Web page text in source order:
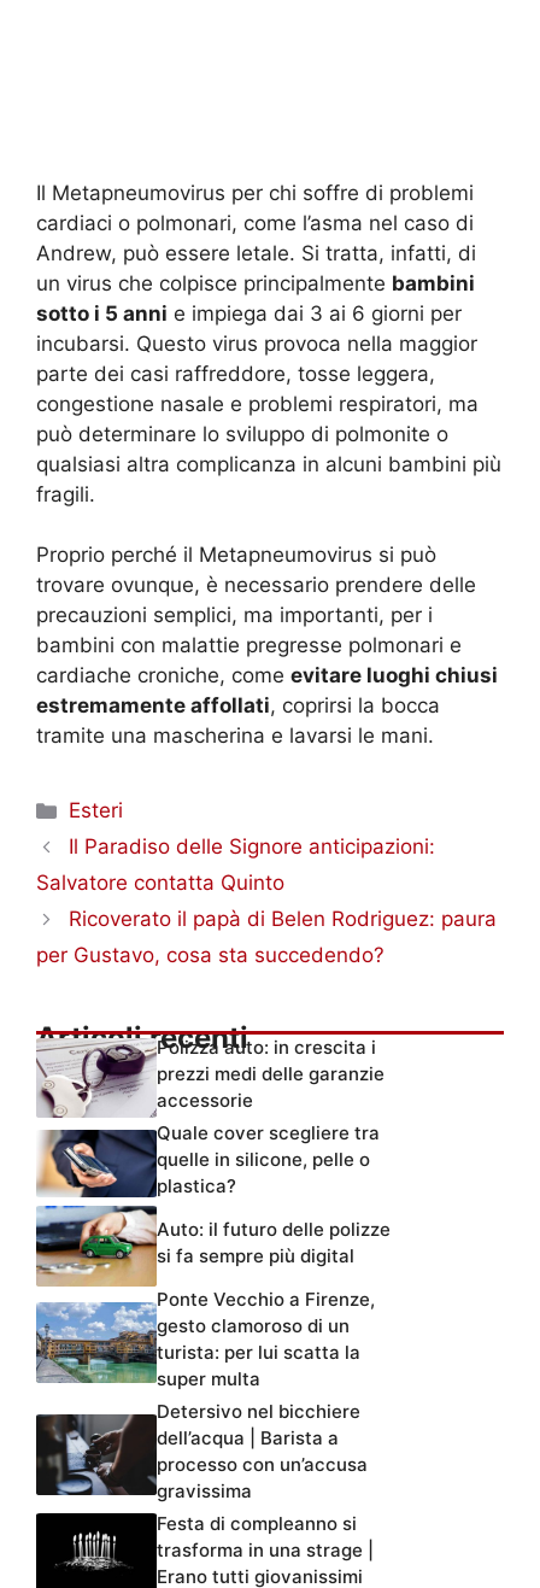
Il Metapneumovirus per chi soffre di problemi
cardiaci o polmonari, come l’asma nel caso di
Andrew, può essere letale. Si tratta, infatti, di
un virus che colpisce principalmente bambini
sotto i 5 anni e impiega dai 3 ai 6 giorni per
incubarsi. Questo virus provoca nella maggior
parte dei casi raffreddore, tosse leggera,
congestione nasale e problemi respiratori, ma
può determinare lo sviluppo di polmonite o
qualsiasi altra complicanza in alcuni bambini più
fragili.
Proprio perché il Metapneumovirus si può
trovare ovunque, è necessario prendere delle
precauzioni semplici, ma importanti, per i
bambini con malattie pregresse polmonari e
cardiache croniche, come evitare luoghi chiusi
estremamente affollati, coprirsi la bocca
tramite una mascherina e lavarsi le mani.
Categorie
Esteri
Il Paradiso delle Signore anticipazioni:
Salvatore contatta Quinto
Ricoverato il papà di Belen Rodriguez: paura
per Gustavo, cosa sta succedendo?
Articoli recentiPolizza auto: in crescita i
prezzi medi delle garanzie
accessorie
Quale cover scegliere tra
quelle in silicone, pelle o
plastica?
Auto: il futuro delle polizze
si fa sempre più digital
Ponte Vecchio a Firenze,
gesto clamoroso di un
turista: per lui scatta la
super multa
Detersivo nel bicchiere
dell’acqua | Barista a
processo con un’accusa
gravissima
Festa di compleanno si
trasforma in una strage |
Erano tutti giovanissimi